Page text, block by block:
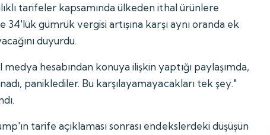
tarifeler kapsamında ülkeden ithal ürünlere
34'lük gümrük vergisi artışına karşı aynı oranda ek
duyurdu.
hesabından konuya ilişkin yaptığı paylaşımda,
paniklediler. Bu karşılayamayacakları tek şey."
tarife açıklaması sonrası endekslerdeki düşüşün